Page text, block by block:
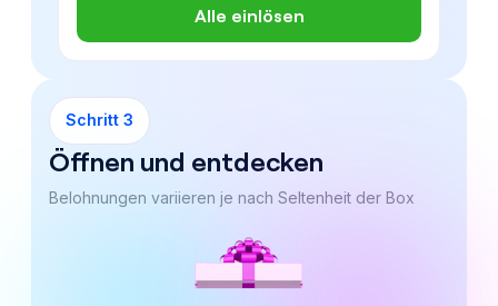
Alle einlösen
Schritt 3
Öffnen und entdecken
Belohnungen variieren je nach Seltenheit der Box